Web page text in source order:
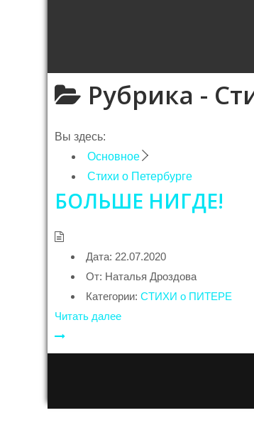
Рубрика -
Вы здесь:
Основное
Стихи о Петербурге
БОЛЬШЕ НИГДЕ!
Дата: 22.07.2020
От: Наталья Дроздова
Категории: СТИХИ о ПИТЕРЕ
Читать далее